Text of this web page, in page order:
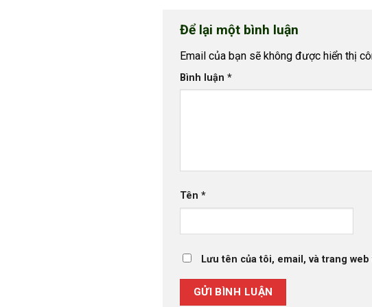
Để lại một bình luận
Email của bạn sẽ không được hiển thị
Bình luận *
Tên *
Lưu tên của tôi, email, và trang